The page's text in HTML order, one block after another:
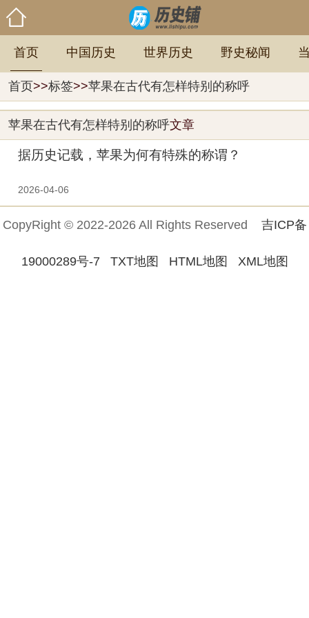
首页 中国历史 世界历史 野史秘闻
首页>>标签>>苹果在古代有怎样特别的称呼
苹果在古代有怎样特别的称呼文章
据历史记载，苹果为何有特殊的称谓？
2026-04-06
CopyRight © 2022-2026 All Rights Reserved 吉ICP备
19000289号-7 TXT地图 HTML地图 XML地图